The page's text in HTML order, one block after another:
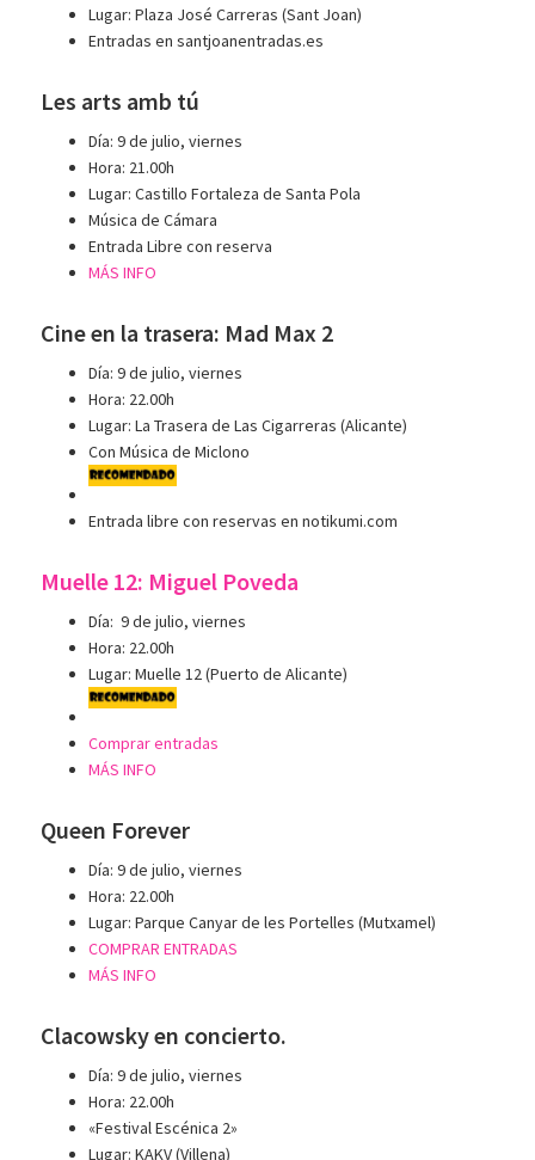
Lugar: Plaza José Carreras (Sant Joan)
Entradas en santjoanentradas.es
Les arts amb tú
Día: 9 de julio, viernes
Hora: 21.00h
Lugar: Castillo Fortaleza de Santa Pola
Música de Cámara
Entrada Libre con reserva
MÁS INFO
Cine en la trasera: Mad Max 2
Día: 9 de julio, viernes
Hora: 22.00h
Lugar: La Trasera de Las Cigarreras (Alicante)
Con Música de Miclono
Entrada libre con reservas en notikumi.com
Muelle 12: Miguel Poveda
Día: 9 de julio, viernes
Hora: 22.00h
Lugar: Muelle 12 (Puerto de Alicante)
Comprar entradas
MÁS INFO
Queen Forever
Día: 9 de julio, viernes
Hora: 22.00h
Lugar: Parque Canyar de les Portelles (Mutxamel)
COMPRAR ENTRADAS
MÁS INFO
Clacowsky en concierto.
Día: 9 de julio, viernes
Hora: 22.00h
«Festival Escénica 2»
Lugar: KAKV (Villena)